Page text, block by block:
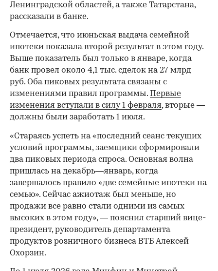
Ленинградской областей, а также Татарстана,
рассказали в банке.
Отмечается, что июньская выдача семейной
ипотеки показала второй результат в этом году.
Выше показатель был только в январе, когда
банк провел около 4,1 тыс. сделок на 27 млрд
руб. Оба пиковых результата связаны с
изменениями правил программы. Первые
изменения вступали в силу 1 февраля, вторые —
должны были заработать 1 июля.
«Стараясь успеть на «последний сеанс текущих
условий программы, заемщики сформировали
два пиковых периода спроса. Основная волна
пришлась на декабрь—январь, когда
завершалось правило «две семейные ипотеки на
семью». Сейчас ажиотаж был меньше, но
продажи все равно стали одними из самых
высоких в этом году», — пояснил старший вице-
президент, руководитель департамента
продуктов розничного бизнеса ВТБ Алексей
Охорзин.